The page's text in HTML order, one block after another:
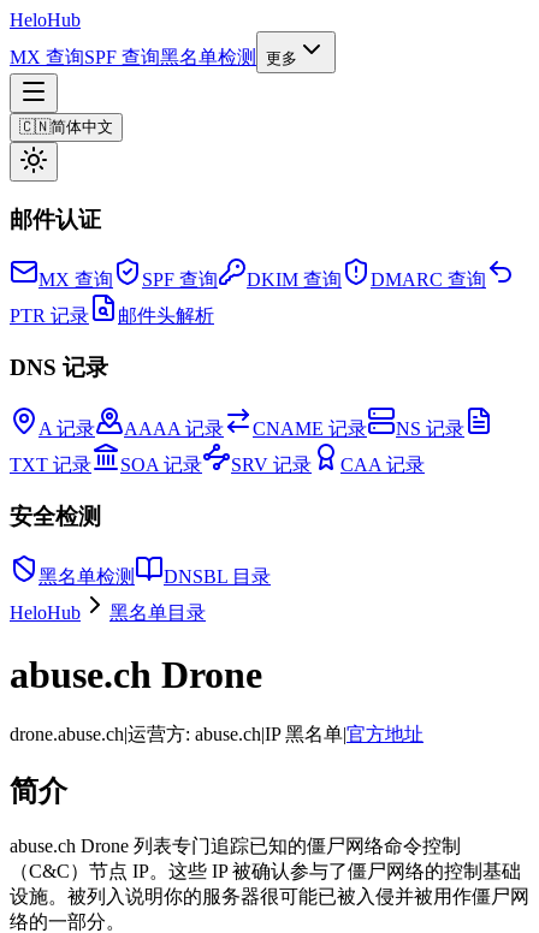
HeloHub
MX 查询SPF 查询黑名单检测 更多
🇨🇳简体中文
邮件认证
MX 查询 SPF 查询 DKIM 查询
DMARC 查询
PTR 记录
邮件头解析
DNS 记录
A 记录 AAAA 记录 CNAME 记录
NS 记录
TXT 记录
SOA 记录 SRV 记录 CAA 记录
安全检测
黑名单检测
DNSBL 目录
HeloHub
黑名单目录
abuse.ch Drone
drone.abuse.ch|运营方: abuse.ch|IP 黑名单|官方地址
简介
abuse.ch Drone 列表专门追踪已知的僵尸网络命令控制
（C&C）节点 IP。这些 IP 被确认参与了僵尸网络的控制基础
设施。被列入说明你的服务器很可能已被入侵并被用作僵尸网
络的一部分。